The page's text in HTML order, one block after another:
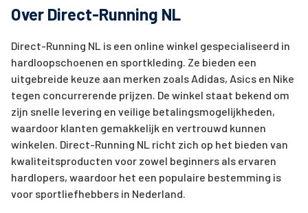
Over Direct-Running NL
Direct-Running NL is een online winkel gespecialiseerd in
hardloopschoenen en sportkleding. Ze bieden een
uitgebreide keuze aan merken zoals Adidas, Asics en Nike
tegen concurrerende prijzen. De winkel staat bekend om
zijn snelle levering en veilige betalingsmogelijkheden,
waardoor klanten gemakkelijk en vertrouwd kunnen
winkelen. Direct-Running NL richt zich op het bieden van
kwaliteitsproducten voor zowel beginners als ervaren
hardlopers, waardoor het een populaire bestemming is
voor sportliefhebbers in Nederland.